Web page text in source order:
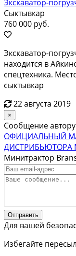
Экскаватор-
Сыктывкар
760 000 руб.
Экскаватор-
находится в
спецтехника.
сыктывкар
22 августа 2019
×
Сообщение автору
ОФИЦИАЛЬНЫЙ
ДИСТРИБЬЮТОРА
Минитрактор
Отправить
Для вашей
Избегайте